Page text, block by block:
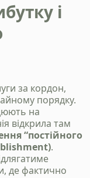
і
за кордон,
порядку.
на
відкрила там
“постійного
.
де фактично